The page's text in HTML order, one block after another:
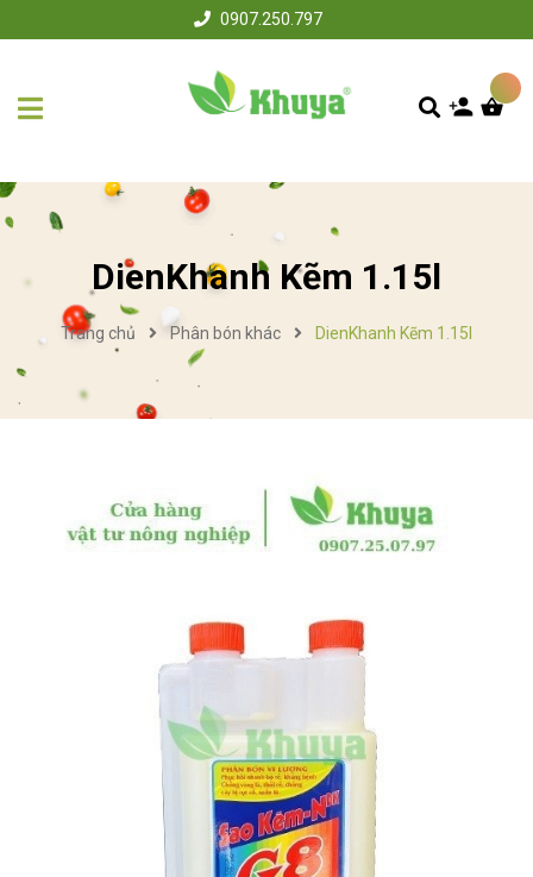
0907.250.797
DienKhanh Kẽm 1.15l
Trang chủ Phân bón khác DienKhanh Kẽm 1.15l